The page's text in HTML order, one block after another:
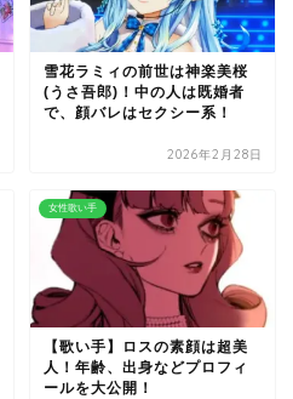
雪花ラミィの前世は神楽美桜
(うさ吾郎)！中の人は既婚者
で、顔バレはセクシー系！
2026年2月28日
女性歌い手
【歌い手】ロスの素顔は超美
人！年齢、出身などプロフィ
ールを大公開！